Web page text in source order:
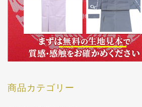
商品カテゴリー